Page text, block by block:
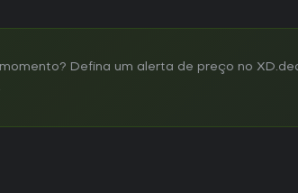
Defina um alerta de preço no